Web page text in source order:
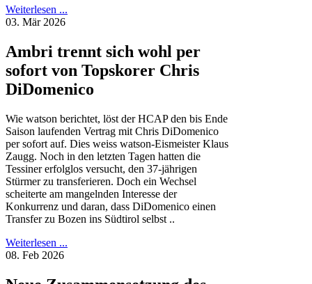
Weiterlesen ...
03. Mär 2026
Ambri trennt sich wohl per
sofort von Topskorer Chris
DiDomenico
Wie watson berichtet, löst der HCAP den bis Ende
Saison laufenden Vertrag mit Chris DiDomenico
per sofort auf. Dies weiss watson-Eismeister Klaus
Zaugg. Noch in den letzten Tagen hatten die
Tessiner erfolglos versucht, den 37-jährigen
Stürmer zu transferieren. Doch ein Wechsel
scheiterte am mangelnden Interesse der
Konkurrenz und daran, dass DiDomenico einen
Transfer zu Bozen ins Südtirol selbst ..
Weiterlesen ...
08. Feb 2026